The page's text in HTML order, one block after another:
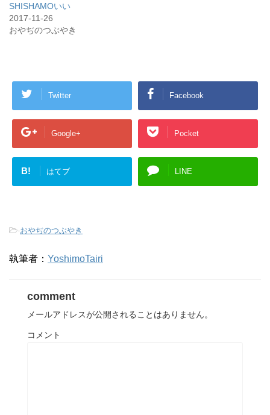
SHISHAMOいい
2017-11-26
おやぢのつぶやき
Twitter Facebook
Google+ Pocket
B! はてブ LINE
-おやぢのつぶやき
執筆者： YoshimoTairi
comment
メールアドレスが公開されることはありません。
コメント